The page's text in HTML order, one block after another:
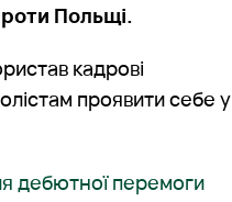
Польщі.
кадрові
проявити себе у
дебютної перемоги